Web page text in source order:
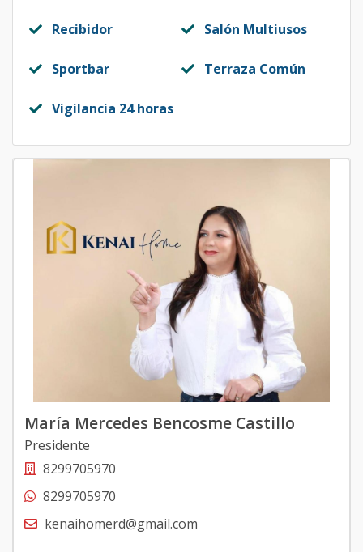
Recibidor Salón Multiusos
Sportbar Terraza Común
Vigilancia 24 horas
María Mercedes Bencosme Castillo
Presidente
8299705970
8299705970
kenaihomerd@gmail.com